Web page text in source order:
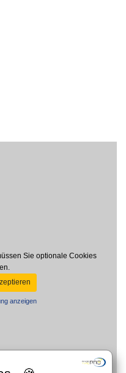
Sie optionale Cookies
anzeigen